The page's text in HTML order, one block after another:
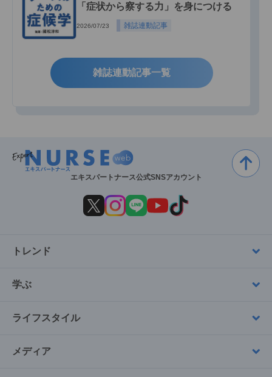
「症状から察する力」を身につける
2026/07/23 雑誌連動記事
雑誌連動記事一覧
エキスパートナース公式SNSアカウント
トレンド
学ぶ
ライフスタイル
メディア